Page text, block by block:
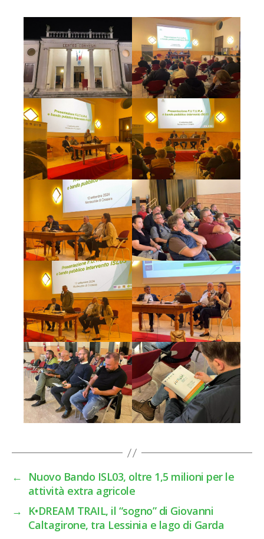
←
Nuovo Bando ISL03, oltre 1,5 milioni per le
attività extra agricole
→
K•DREAM TRAIL, il “sogno” di Giovanni
Caltagirone, tra Lessinia e lago di Garda